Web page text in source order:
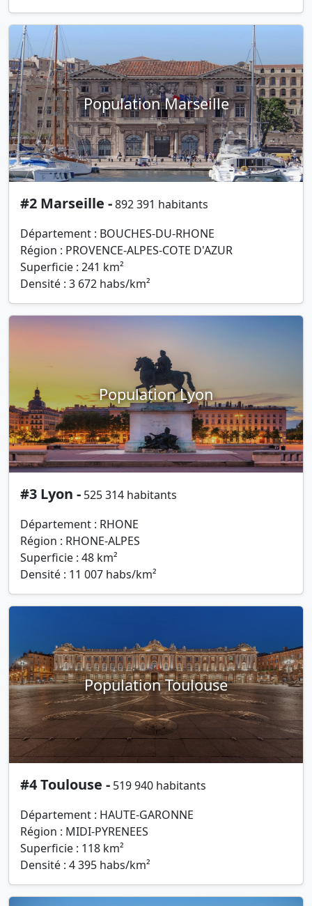
Population Marseille
#2 Marseille -892 391 habitants
Département : BOUCHES-DU-RHONE
Région : PROVENCE-ALPES-COTE D'AZUR
Superficie : 241 km²
Densité : 3 672 habs/km²
Population Lyon
#3 Lyon - 525 314 habitants
Département : RHONE
Région : RHONE-ALPES
Superficie : 48 km²
Densité : 11 007 habs/km²
Population Toulouse
#4 Toulouse - 519 940 habitants
Département : HAUTE-GARONNE
Région : MIDI-PYRENEES
Superficie : 118 km²
Densité : 4 395 habs/km²